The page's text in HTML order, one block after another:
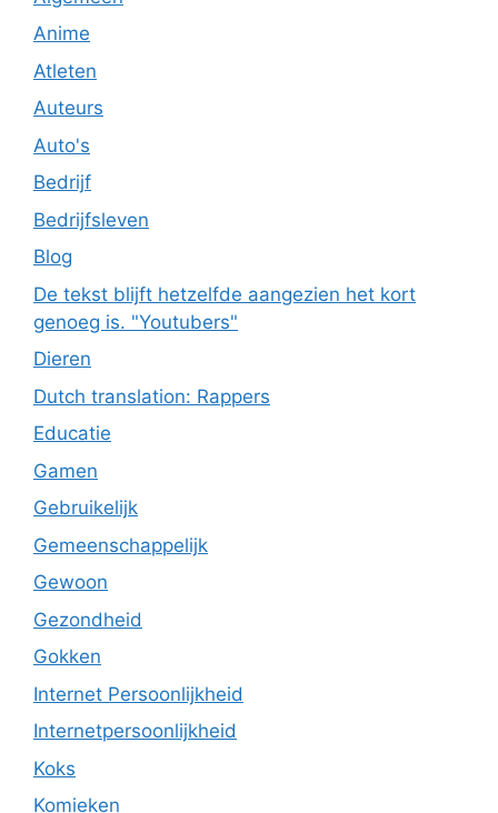
Anime
Atleten
Auteurs
Auto's
Bedrijf
Bedrijfsleven
Blog
De tekst blijft hetzelfde aangezien het kort
genoeg is. "Youtubers"
Dieren
Dutch translation: Rappers
Educatie
Gamen
Gebruikelijk
Gemeenschappelijk
Gewoon
Gezondheid
Gokken
Internet Persoonlijkheid
Internetpersoonlijkheid
Koks
Komieken